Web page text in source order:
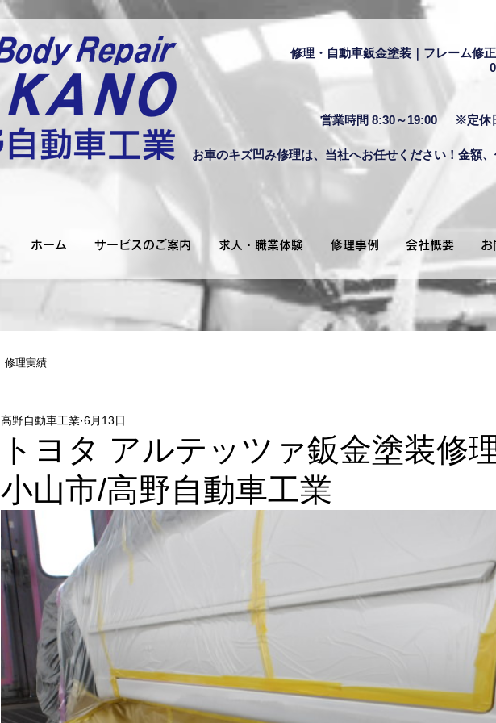
修理・自動車鈑金塗装｜フレーム修
営業時間 8:30～19:00 ※定休
お車のキズ凹み修理は、当社へお任せください！金額
ホーム サービスのご案内 求人・職業体験 修理事例 会社概要 お
修理実績
トヨタ アルテッツァ鈑金塗装修
小山市/高野自動車工業
高野自動車工業 6月13日